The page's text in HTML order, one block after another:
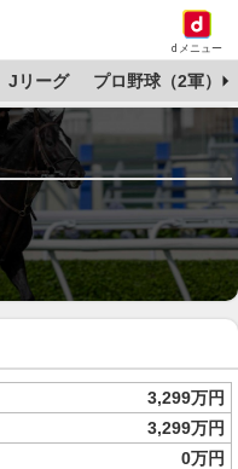
dメニュー
Jリーグ プロ野球（2軍）
3,299万円
3,299万円
0万円